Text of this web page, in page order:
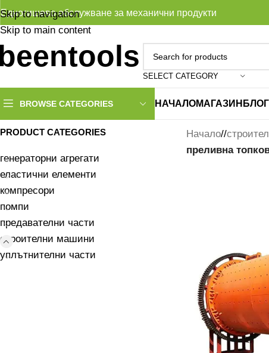
Skip to navigation
Skip to main content
Едногишево обслужване за механични продукти
SELECT CATEGORY
BROWSE CATEGORIES НАЧАЛОМАГАЗИН БЛОГ
PRODUCT CATEGORIES
генераторни агрегати
еластични елементи
компресори
помпи
предавателни части
строителни машини
уплътнителни части
Начало/
преливна